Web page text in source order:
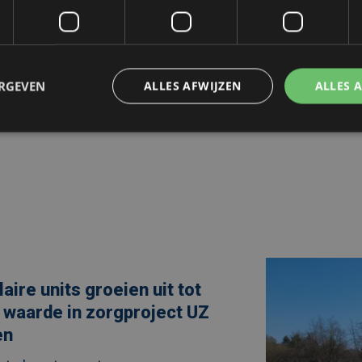
units groeien uit tot
in zorgproject UZ
snelle
oplossing
ALLES
ALLES AFWIJZEN